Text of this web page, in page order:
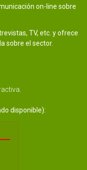
on-line sobre
TV, etc. y ofrece
sobre el sector.
disponible):